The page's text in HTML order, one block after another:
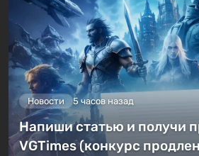
Новости 5 часов назад
Напиши статью и получи
VGTimes (конкурс